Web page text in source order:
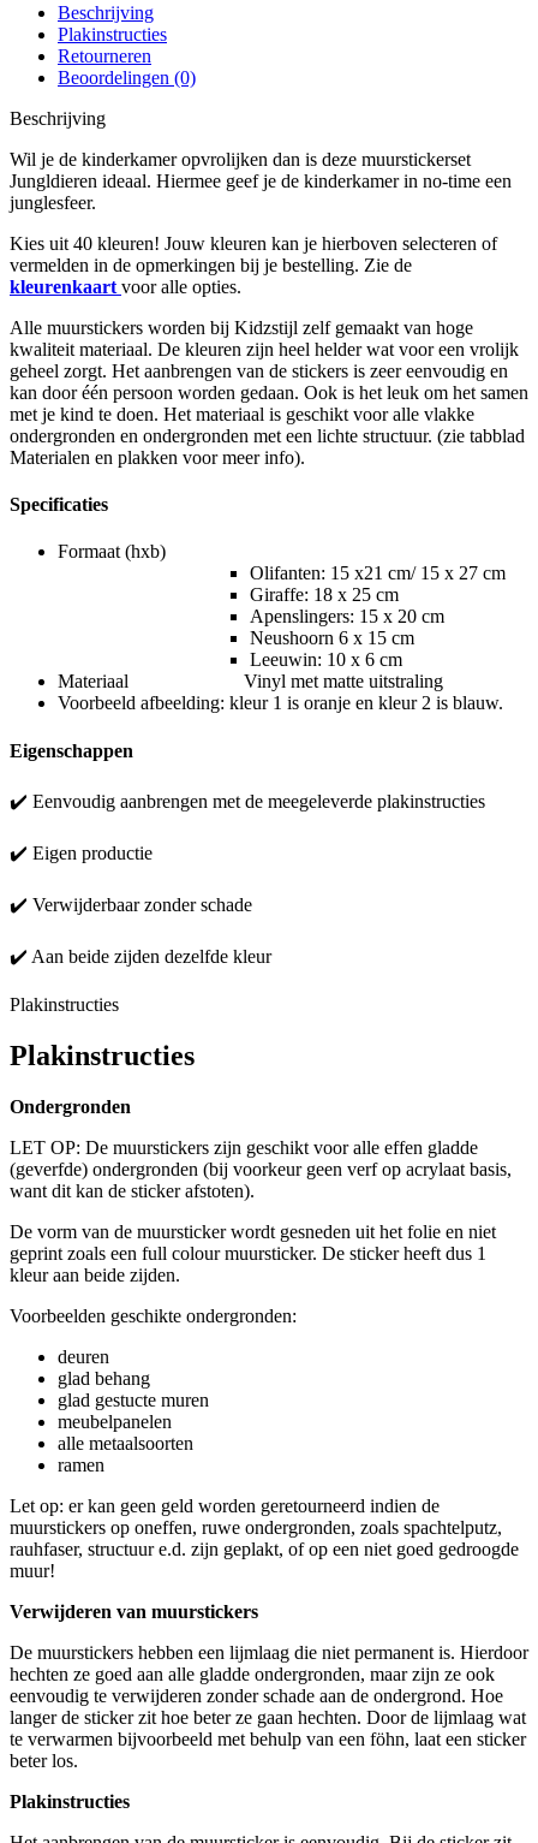
aantalBeschrijving
Plakinstructies
Retourneren
Beoordelingen (0)
Beschrijving
Wil je de kinderkamer opvrolijken dan is deze muurstickerset
Jungldieren ideaal. Hiermee geef je de kinderkamer in no-time een
junglesfeer.
Kies uit 40 kleuren! Jouw kleuren kan je hierboven selecteren of
vermelden in de opmerkingen bij je bestelling. Zie de
kleurenkaart voor alle opties.
Alle muurstickers worden bij Kidzstijl zelf gemaakt van hoge
kwaliteit materiaal. De kleuren zijn heel helder wat voor een vrolijk
geheel zorgt. Het aanbrengen van de stickers is zeer eenvoudig en
kan door één persoon worden gedaan. Ook is het leuk om het samen
met je kind te doen. Het materiaal is geschikt voor alle vlakke
ondergronden en ondergronden met een lichte structuur. (zie tabblad
Materialen en plakken voor meer info).
Specificaties
Formaat (hxb)
Olifanten: 15 x21 cm/ 15 x 27 cm
Giraffe: 18 x 25 cm
Apenslingers: 15 x 20 cm
Neushoorn 6 x 15 cm
Leeuwin: 10 x 6 cm
Materiaal Vinyl met matte uitstraling
Voorbeeld afbeelding: kleur 1 is oranje en kleur 2 is blauw.
Eigenschappen
✔️ Eenvoudig aanbrengen met de meegeleverde plakinstructies
✔️ Eigen productie
✔️ Verwijderbaar zonder schade
✔️ Aan beide zijden dezelfde kleur
Plakinstructies
Plakinstructies
Ondergronden
LET OP: De muurstickers zijn geschikt voor alle effen gladde
(geverfde) ondergronden (bij voorkeur geen verf op acrylaat basis,
want dit kan de sticker afstoten).
De vorm van de muursticker wordt gesneden uit het folie en niet
geprint zoals een full colour muursticker. De sticker heeft dus 1
kleur aan beide zijden.
Voorbeelden geschikte ondergronden:
deuren
glad behang
glad gestucte muren
meubelpanelen
alle metaalsoorten
ramen
Let op: er kan geen geld worden geretourneerd indien de
muurstickers op oneffen, ruwe ondergronden, zoals spachtelputz,
rauhfaser, structuur e.d. zijn geplakt, of op een niet goed gedroogde
muur!
Verwijderen van muurstickers
De muurstickers hebben een lijmlaag die niet permanent is. Hierdoor
hechten ze goed aan alle gladde ondergronden, maar zijn ze ook
eenvoudig te verwijderen zonder schade aan de ondergrond. Hoe
langer de sticker zit hoe beter ze gaan hechten. Door de lijmlaag wat
te verwarmen bijvoorbeeld met behulp van een föhn, laat een sticker
beter los.
Plakinstructies